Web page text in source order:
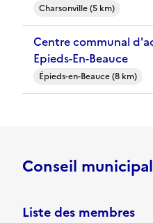
Charsonville (5 km)
Centre communal d'action sociale (CCAS) -
Epieds-En-Beauce
Épieds-en-Beauce (8 km)
Conseil municipal
Liste des membres